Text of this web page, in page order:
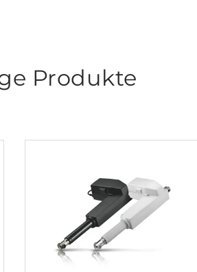
Produkte